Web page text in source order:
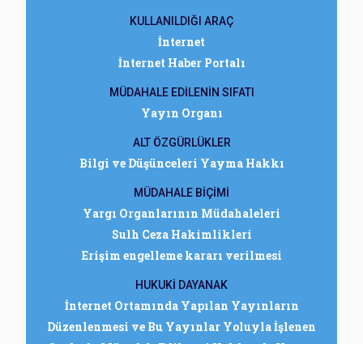
KULLANILDIĞI ARAÇ
İnternet
İnternet Haber Portalı
MÜDAHALE EDİLENİN SIFATI
Yayın Organı
ALT ÖZGÜRLÜKLER
Bilgi ve Düşünceleri Yayma Hakkı
MÜDAHALE BİÇİMİ
Yargı Organlarının Müdahaleleri
Sulh Ceza Hakimlikleri
Erişim engelleme kararı verilmesi
HUKUKİ DAYANAK
İnternet Ortamında Yapılan Yayınların
Düzenlenmesi ve Bu Yayınlar Yoluyla İşlenen